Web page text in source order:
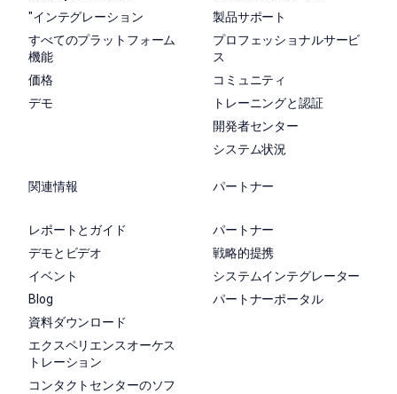
"インテグレーション
すべてのプラットフォーム
機能
価格
デモ
製品サポート
プロフェッショナルサービ
ス
コミュニティ
トレーニングと認証
開発者センター
システム状況
関連情報
レポートとガイド
デモとビデオ
イベント
Blog
資料ダウンロード
エクスペリエンスオーケス
トレーション
コンタクトセンターのソフ
パートナー
パートナー
戦略的提携
システムインテグレーター
パートナーポータル